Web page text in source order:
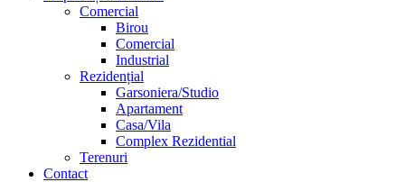
Comercial
Birou
Comercial
Industrial
Rezidențial
Garsoniera/Studio
Apartament
Casa/Vila
Complex Rezidential
Terenuri
Contact